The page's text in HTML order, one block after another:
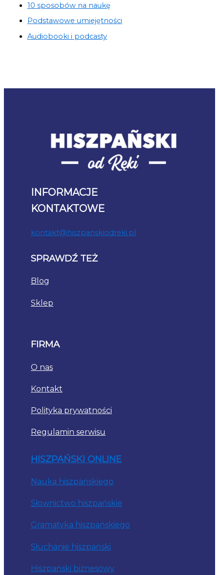
10 sposobów na naukę
Podstawowe umiejętności
Audiobooki i podcasty
INFORMACJE
KONTAKTOWE
kontakt@hiszpanskiodreki.pl
SPRAWDŹ TEŻ
Blog
Sklep
FIRMA
O nas
Kontakt
Polityka prywatności
Regulamin serwisu
HISZPAŃSKI ONLINE
Nauka hiszpańskiego
Słownictwo hiszpańskie
Gramatyka hiszpańskiego
Słuchanie hiszpański
Hiszpański biznesowy